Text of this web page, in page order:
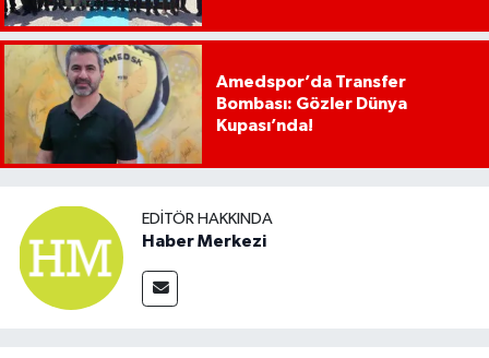
Amedspor’da Transfer
Bombası: Gözler Dünya
Kupası’nda!
EDITÖR HAKKINDA
Haber Merkezi